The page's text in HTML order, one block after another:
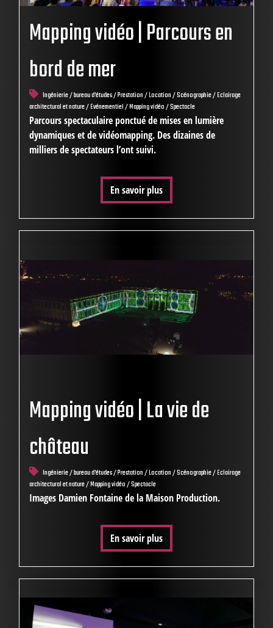
Mapping vidéo | Parcours en
bord de mer
Ingénierie / bureau d'études / Prestation / Location / Scénographie / Eclairage
architectural et nature / Evénementiel / Mapping vidéo / Spectacle
Parcours spectaculaire ponctué de mises en lumière
dynamiques et de vidéomapping. Des dizaines de
milliers de spectateurs l’ont suivi.
En savoir plus
Mapping vidéo | La vie de
château
Ingénierie / bureau d'études / Prestation / Location / Scénographie / Eclairage
architectural et nature / Mapping vidéo / Spectacle
Images Damien Fontaine de la Maison Production.
En savoir plus